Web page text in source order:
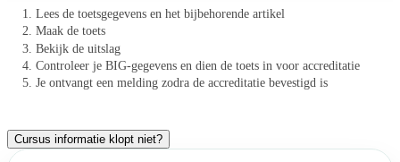
Lees de toetsgegevens en het bijbehorende artikel
Maak de toets
Bekijk de uitslag
Controleer je BIG-gegevens en dien de toets in voor accreditatie
Je ontvangt een melding zodra de accreditatie bevestigd is
Cursus informatie klopt niet?